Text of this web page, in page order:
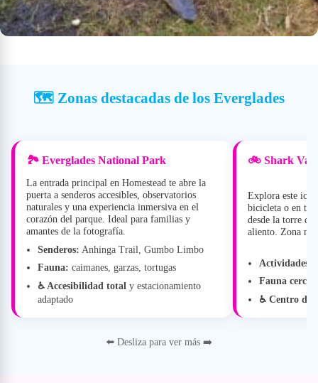
🗺️ Zonas destacadas de los Everglades
🏞️ Everglades National Park
La entrada principal en Homestead te abre la
puerta a senderos accesibles, observatorios
naturales y una experiencia inmersiva en el
corazón del parque. Ideal para familias y
amantes de la fotografía.
Senderos: Anhinga Trail, Gumbo Limbo
Fauna: caimanes, garzas, tortugas
♿ Accesibilidad total y estacionamiento
adaptado
🚲 Shark
Explora este
bicicleta o en
desde la torre de
aliento. Zona
Actividades:
Fauna
♿ Centro de
⬅️ Desliza para ver más ➡️